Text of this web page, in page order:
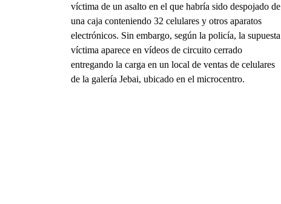
víctima de un asalto en el que habría sido despojado de
una caja conteniendo 32 celulares y otros aparatos
electrónicos. Sin embargo, según la policía, la supuesta
víctima aparece en vídeos de circuito cerrado
entregando la carga en un local de ventas de celulares
de la galería Jebai, ubicado en el microcentro.